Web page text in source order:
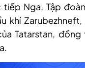
Nga, Tập
khí
Tatarstan,